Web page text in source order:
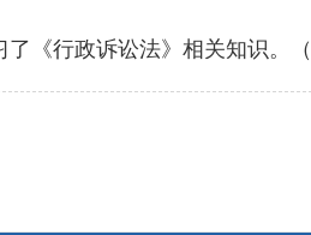
《行政诉讼法》相关知识。